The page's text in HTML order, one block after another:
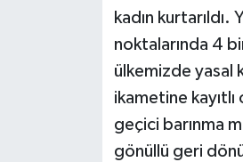
kadın
noktalarında 4
ülkemizde yasal
ikametine kayıtlı
geçici barınma
gönüllü geri